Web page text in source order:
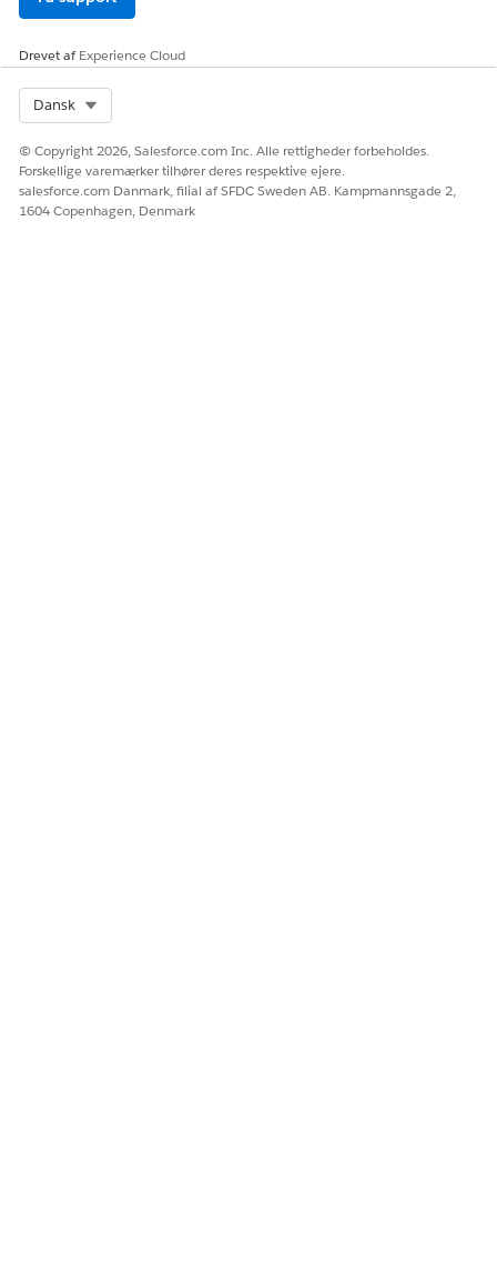
Brug foruddefinerede adviseringer til at etablere din
foruddefinerede adviseringer eller oprette dine egne, så
de opfylder dine forretningsbehov.
Konfigurer SLA-baserede adviseringer for it-tjenester
Hjælp teams med at reagere proaktivt på milepæle for
serviceniveauaftale (SLA) og driftsniveauaftale (OLA). ved
Drevet afExperience Cloud
Dansk
© Copyright 2026, Salesforce.com Inc. Alle rettigheder forbeholdes.
Forskellige varemærker tilhører deres respektive ejere.
salesforce.com Danmark, filial af SFDC Sweden AB. Kampmannsgade 2,
1604 Copenhagen, Denmark